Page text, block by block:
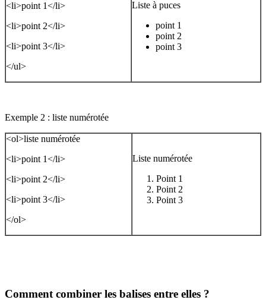
<li>point 1</li>
<li>point 2</li>
<li>point 3</li>
</ul>
Liste à puces
point 1
point 2
point 3
Exemple 2 : liste numérotée
<ol>liste numérotée
<li>point 1</li>
<li>point 2</li>
<li>point 3</li>
</ol>
Liste numérotée
Point 1
Point 2
Point 3
Comment combiner les balises entre elles ?